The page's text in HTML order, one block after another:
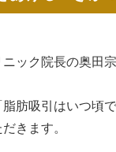
ック院長の奥田宗
肪吸引はいつ頃
きます。